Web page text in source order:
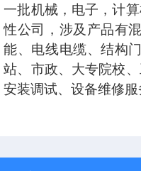
一批机械，电子，计
性公司，涉及产品有
能、电线电缆、结构
站、市政、大专院校
安装调试、设备维修服